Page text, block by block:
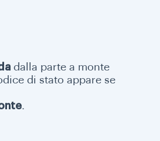
dalla parte a monte
di stato appare se
.